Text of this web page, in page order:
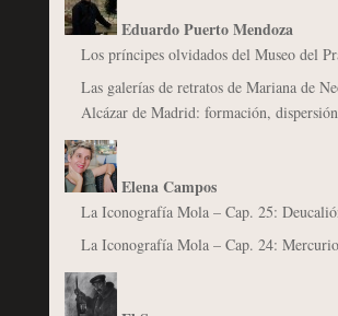
Eduardo Puerto Mendoza
Los príncipes olvidados del Museo del
Las galerías de retratos de Mariana de
Alcázar de Madrid: formación,
Elena Campos
La Iconografía Mola – Cap. 25:
La Iconografía Mola – Cap. 24: Mercurio